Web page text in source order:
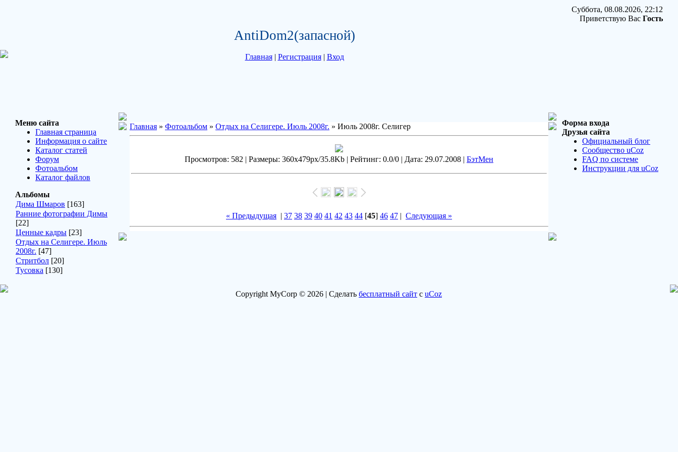
AntiDom2(запасной)
Главная| Регистрация| Вход
Суббота, 08.08.2026, 22:12
Приветствую Вас Гость
Меню сайта
Главная страница
Информация о сайте
Каталог статей
Форум
Фотоальбом
Каталог файлов
Альбомы
Дима Шмаров [163]
Ранние фотографии Димы
[22]
Ценные кадры [23]
Отдых на Селигере. Июль
2008г. [47]
Стритбол [20]
Тусовка [130]
Главная » Фотоальбом » Отдых на Селигере. Июль 2008г. » Июль 2008г. Селигер
Просмотров: 582 | Размеры: 360x479px/35.8Kb | Рейтинг: 0.0/0 | Дата: 29.07.2008 | БэтМен
« Предыдущая | 37 38 39 40 41 42 43 44 [45] 46 47 | Следующая »
Форма входа
Друзья сайта
Официальный блог
Сообщество uCoz
FAQ по системе
Инструкции для uCoz
Copyright MyCorp © 2026 | Сделать бесплатный сайт с uCoz